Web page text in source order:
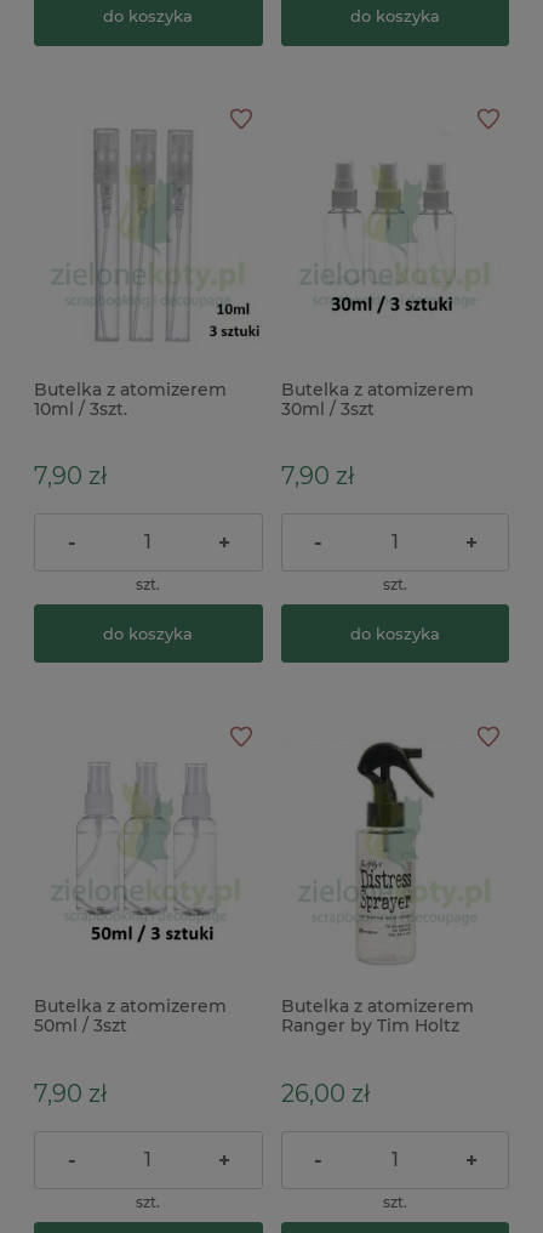
do koszyka do koszyka
Butelka z atomizerem
10ml / 3szt.
7,90 zł
- +
szt.
do koszyka
Butelka z atomizerem
30ml / 3szt
7,90 zł
- +
szt.
do koszyka
Butelka z atomizerem
50ml / 3szt
7,90 zł
- +
szt.
Butelka z atomizerem
Ranger by Tim Holtz
26,00 zł
- +
szt.